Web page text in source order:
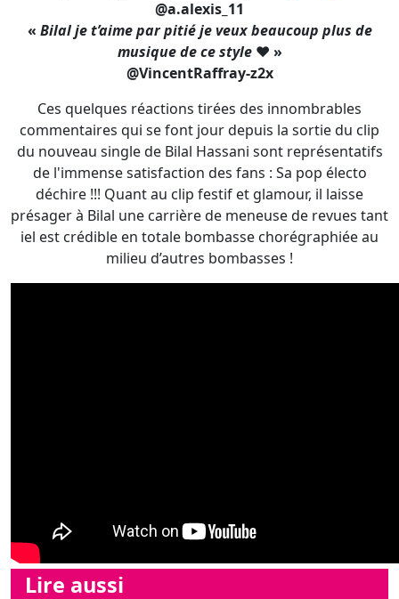
@a.alexis_11
« Bilal je t’aime par pitié je veux beaucoup plus de
musique de ce style❤️ »
@VincentRaffray-z2x
Ces quelques réactions tirées des innombrables
commentaires qui se font jour depuis la sortie du clip
du nouveau single de Bilal Hassani sont représentatifs
de l'immense satisfaction des fans : Sa pop électo
déchire !!! Quant au clip festif et glamour, il laisse
présager à Bilal une carrière de meneuse de revues tant
iel est crédible en totale bombasse chorégraphiée au
milieu d’autres bombasses !
Lire aussi